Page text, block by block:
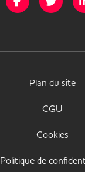
Plan du site
CGU
Cookies
Politique de